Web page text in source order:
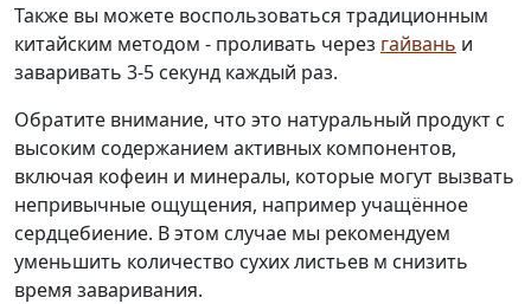
Также вы можете воспользоваться традиционным
китайским методом - проливать через гайвань и
заваривать 3-5 секунд каждый раз.
Обратите внимание, что это натуральный продукт с
высоким содержанием активных компонентов,
включая кофеин и минералы, которые могут вызвать
непривычные ощущения, например учащённое
сердцебиение. В этом случае мы рекомендуем
уменьшить количество сухих листьев м снизить
время заваривания.